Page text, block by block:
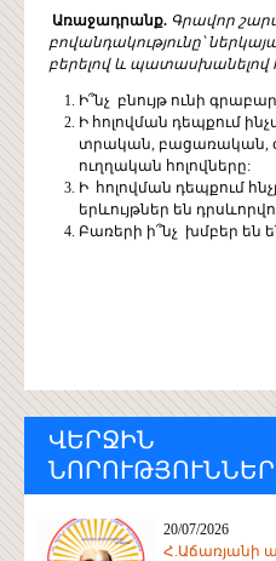
Առաջադրանք. Գրավոր
բովանդակությունը՝
բերելով և պատասխանելով
Ի՞նչ բնույթ ունի
Ի հոլովման դեպքում
տրական, բացառական,
ուղղական հոլովները:
Ի հոլովման դեպքում
երևույթներ են
Բառերի ի՞նչ խմբեր են
ՎԵՐՋԻՆ
ՆՈՐՈՒԹՅՈՒՆՆԵՐ
20/07/2026
Հ.Աճառյանի